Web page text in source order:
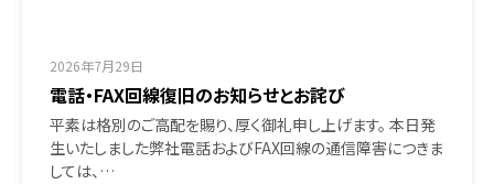
2026年7月29日
電話・FAX回線復旧のお知らせとお詫び
平素は格別のご高配を賜り、厚く御礼申し上げます。 本日発
生いたしました弊社電話およびFAX回線の通信障害につきま
しては、…